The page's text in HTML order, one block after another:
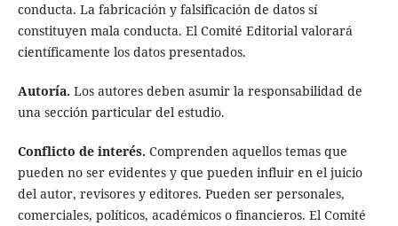
conducta. La fabricación y falsificación de datos sí
constituyen mala conducta. El Comité Editorial valorará
científicamente los datos presentados.
Autoría. Los autores deben asumir la responsabilidad de
una sección particular del estudio.
Conflicto de interés. Comprenden aquellos temas que
pueden no ser evidentes y que pueden influir en el juicio
del autor, revisores y editores. Pueden ser personales,
comerciales, políticos, académicos o financieros. El Comité